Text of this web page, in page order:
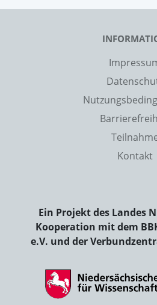
Kontakt
Ein Projekt des Landes
Kooperation mit dem
e.V. und der